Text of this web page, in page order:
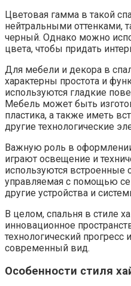
Цветовая гамма в такой
нейтральными оттенками,
черный. Однако можно
цвета, чтобы придать
Для мебели и декора в
характерны простота и
используются гладкие
Мебель может быть
пластика, а также иметь
другие технологические
Важную роль в
играют освещение и
используются встроенные
управляемая с помощью
другие устройства и
В целом, спальня в стиле
инновационное
технологический прогресс
современный вид.
Особенности стиля